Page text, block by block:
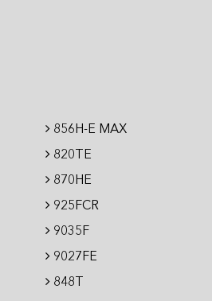
856H-E MAX
820TE
870HE
925FCR
9035F
9027FE
848T